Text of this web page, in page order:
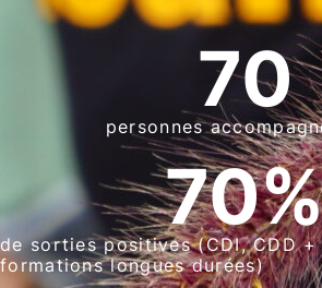
personnes
70
de sorties positives (CDI, CDD +
formations longues durées)
70